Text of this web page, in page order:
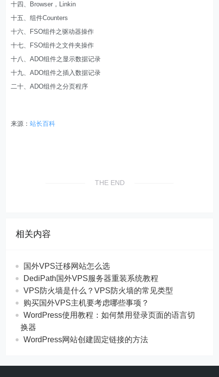
十四、Browser，Linkin
十五、组件Counters
十六、FSO组件之驱动器操作
十七、FSO组件之文件夹操作
十八、ADO组件之显示数据记录
十九、ADO组件之插入数据记录
二十、ADO组件之分页程序
来源：站长百科
THE END
相关内容
国外VPS迁移网站怎么选
DediPath国外VPS服务器重装系统教程
VPS防火墙是什么？VPS防火墙的常见类型
购买国外VPS主机要考虑哪些事项？
WordPress使用教程：如何禁用登录页面的语言切
换器
WordPress网站创建固定链接的方法